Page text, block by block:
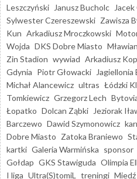
Leszczyński
Janusz Bucholc
Sylwester Czereszewski Zawisza
Kun Arkadiusz Mroczkowski
Wojda DKS Dobre Miasto
Zin Stadion wywiad Arkadiusz
Gdynia Piotr Głowacki Jagiellonia
Michał Alancewicz ultras Łódzki
Tomkiewicz Grzegorz Lech
Łopatko Dolcan Ząbki Jeziorak
Barczewo Dawid Szymonowicz
Dobre Miasto Zatoka Braniewo
kartki Galeria Warmińska sponsor
Gołdap GKS Stawiguda Olimpia
I liga Ultra(S)tomiL treningi